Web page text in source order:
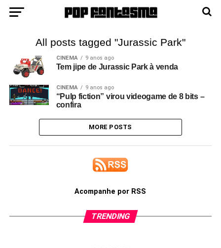
All posts tagged "Jurassic Park"
CINEMA 9 anos ago
Tem jipe de Jurassic Park à venda
CINEMA 9 anos ago
“Pulp fiction” virou videogame de 8 bits –
confira
MORE POSTS
Acompanhe por RSS
TRENDING